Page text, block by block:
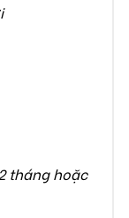
tháng hoặc